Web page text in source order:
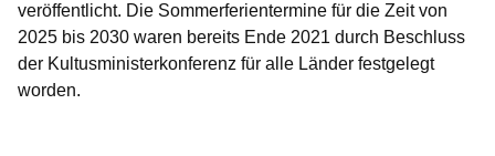
veröffentlicht. Die Sommerferien­termine für die Zeit von
2025 bis 2030 waren bereits Ende 2021 durch Beschluss
der Kultusministerkonferenz für alle Länder festgelegt
worden.